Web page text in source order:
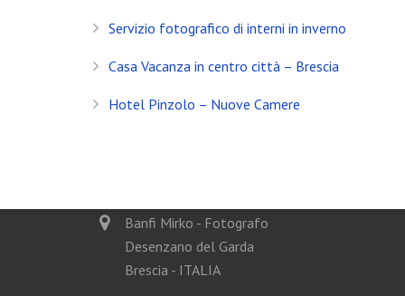
Servizio fotografico di interni in inverno
Casa Vacanza in centro città – Brescia
Hotel Pinzolo – Nuove Camere
Servizio Fotografico Immobiliare – Brescia
Con l’arrivo del 2021 inizia anche il decimo anno
Shooting in Limonaia
Banfi Mirko - Fotografo
Desenzano del Garda
Brescia - ITALIA